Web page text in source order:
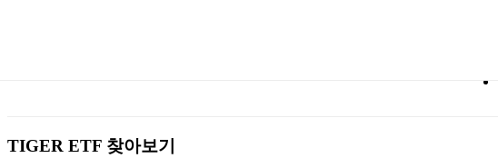
에
TIGER ETF 찾아보기